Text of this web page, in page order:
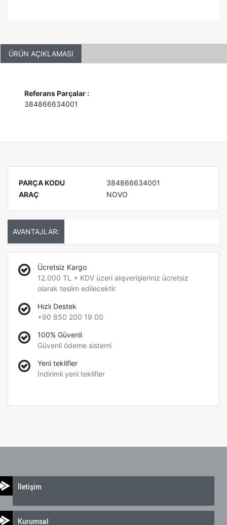
ÜRÜN AÇIKLAMASI
Referans Parçalar :
384866634001
PARÇA KODU
384866634001
ARAÇ
NOVO
AVANTAJLAR:
Ücretsiz Kargo
12.000 TL + KDV üzeri alışverişleriniz ücretsiz
olarak teslim edilecektir.
Hızlı Destek
+90 850 200 19 00
100% Güvenli
Güvenli ödeme sistemi
Yeni teklifler
İndirimli yeni teklifler
İletişim
Kurumsal